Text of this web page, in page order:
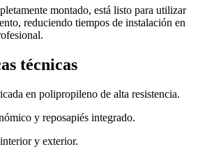
montado, está listo para utilizar
reduciendo tiempos de instalación en
técnicas
en polipropileno de alta resistencia.
y reposapiés integrado.
y exterior.